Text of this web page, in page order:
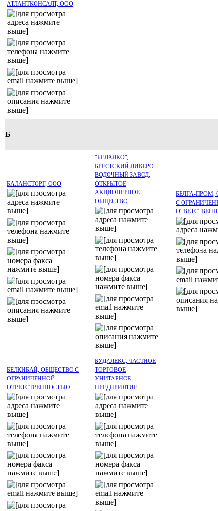
АТЛАНТКОНСАЛТ, ООО
Б
БАЛАНСТОРГ, ООО
"БЕЛАЛКО",
БРЕСТСКИЙ ЛИКЁРО-
ВОДОЧНЫЙ ЗАВОД,
ОТКРЫТОЕ
АКЦИОНЕРНОЕ
ОБЩЕСТВО
БЕЛГА-ПРОМ,
С
БЕЛКИБАЙ, ОБЩЕСТВО С
ОГРАНИЧЕННОЙ
ОТВЕТСТВЕННОСТЬЮ
БУДАЛЕКС, ЧАСТНОЕ
ТОРГОВОЕ
УНИТАРНОЕ
ПРЕДПРИЯТИЕ